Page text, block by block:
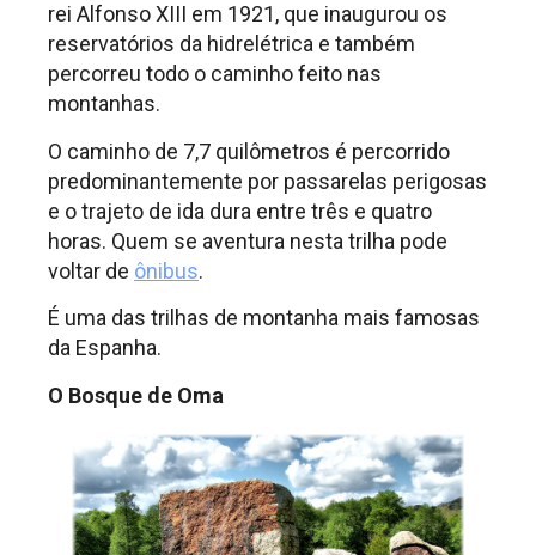
rei Alfonso XIII em 1921, que inaugurou os
reservatórios da hidrelétrica e também
percorreu todo o caminho feito nas
montanhas.
O caminho de 7,7 quilômetros é percorrido
predominantemente por passarelas perigosas
e o trajeto de ida dura entre três e quatro
horas. Quem se aventura nesta trilha pode
voltar de ônibus.
É uma das trilhas de montanha mais famosas
da Espanha.
O Bosque de Oma